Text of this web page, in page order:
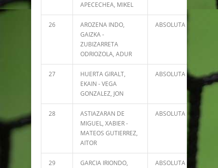
APECECHEA, MIKEL
26
AROZENA INDO,
GAIZKA -
ZUBIZARRETA
ODRIOZOLA, ADUR
ABSOLUTA
27
HUERTA GIRALT,
EKAIN - VEGA
GONZALEZ, JON
ABSOLUTA 6470
28
ASTIAZARAN DE
MIGUEL, XABIER -
MATEOS GUTIERREZ,
AITOR
ABSOLUTA
29
GARCIA IRIONDO,
ABSOLUTA